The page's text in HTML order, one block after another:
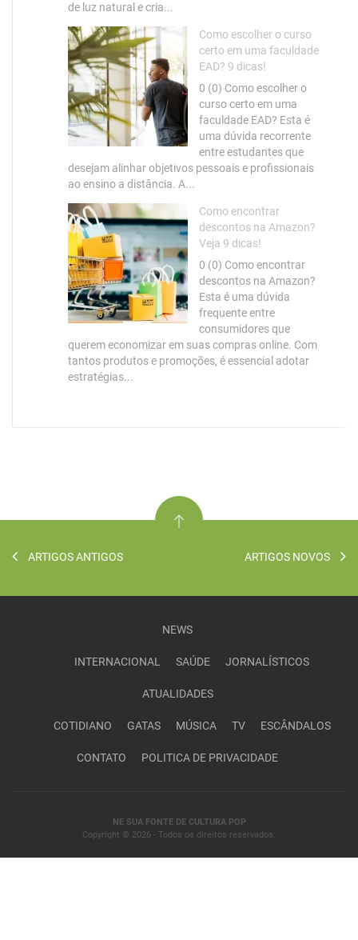
de luz natural e cria...
Como escolher o curso
certo em uma faculdade
EAD? 9 dicas!
0 (0) Como escolher o
curso certo em uma
faculdade EAD? Esta é
uma dúvida recorrente
entre estudantes que
desejam alinhar objetivos pessoais e profissionais
ao ensino a distância. A...
Como encontrar
descontos na Amazon?
Veja 9 dicas!
0 (0) Como encontrar
descontos na Amazon?
Esta é uma dúvida
frequente entre
consumidores que
querem economizar em suas compras online. Com
tantos produtos e promoções, é essencial adotar
estratégias...
ARTIGOS ANTIGOS ARTIGOS NOVOS
NEWS
INTERNACIONAL SAÚDE JORNALÍSTICOS
ATUALIDADES
COTIDIANO GATAS MÚSICA TV ESCÂNDALOS
CONTATO POLITICA DE PRIVACIDADE
NE SUA FONTE DE CULTURA POP
Copyright © 2026 - Todos os direitos reservados.